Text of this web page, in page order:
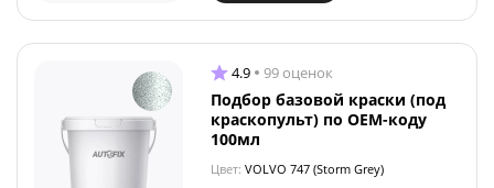
4.9 99 оценок
Подбор базовой краски (под
краскопульт) по OEM-коду
100мл
Цвет: VOLVO 747 (Storm Grey)